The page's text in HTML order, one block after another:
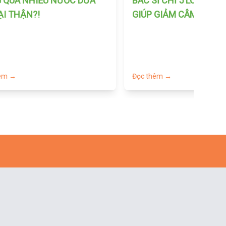
THẬN?!
→
GIÚP GIẢM CÂM
Đọc thêm →